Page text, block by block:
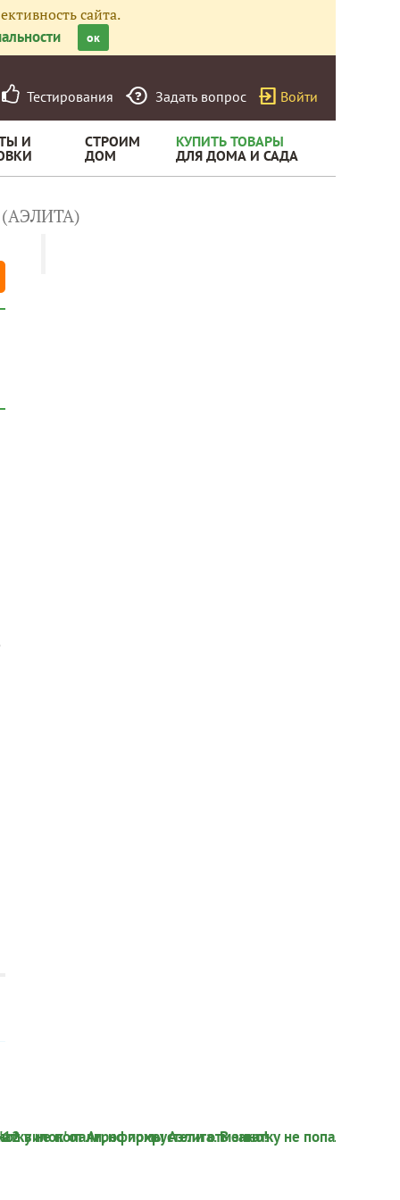
сайта.
ок
Тестирования Задать вопрос Войти
И
СТРОИМ
ДОМ
КУПИТЬ ТОВАРЫ
ДЛЯ ДОМА И САДА